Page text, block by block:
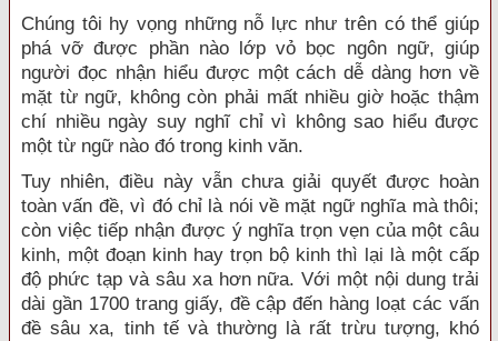
Chúng tôi hy vọng những nỗ lực như trên có thể giúp
phá vỡ được phần nào lớp vỏ bọc ngôn ngữ, giúp
người đọc nhận hiểu được một cách dễ dàng hơn về
mặt từ ngữ, không còn phải mất nhiều giờ hoặc thậm
chí nhiều ngày suy nghĩ chỉ vì không sao hiểu được
một từ ngữ nào đó trong kinh văn.
Tuy nhiên, điều này vẫn chưa giải quyết được hoàn
toàn vấn đề, vì đó chỉ là nói về mặt ngữ nghĩa mà thôi;
còn việc tiếp nhận được ý nghĩa trọn vẹn của một câu
kinh, một đoạn kinh hay trọn bộ kinh thì lại là một cấp
độ phức tạp và sâu xa hơn nữa. Với một nội dung trải
dài gần 1700 trang giấy, đề cập đến hàng loạt các vấn
đề sâu xa, tinh tế và thường là rất trừu tượng, khó